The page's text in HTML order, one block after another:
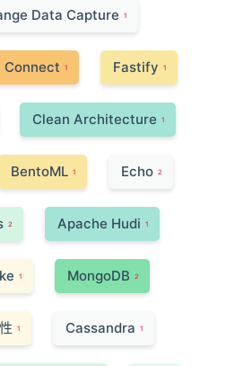
Data Capture 1
Connect 1 Fastify 1
Clean Architecture 1
BentoML 1 Echo 2
2 Apache Hudi 1
1 MongoDB 2
1 Cassandra 1